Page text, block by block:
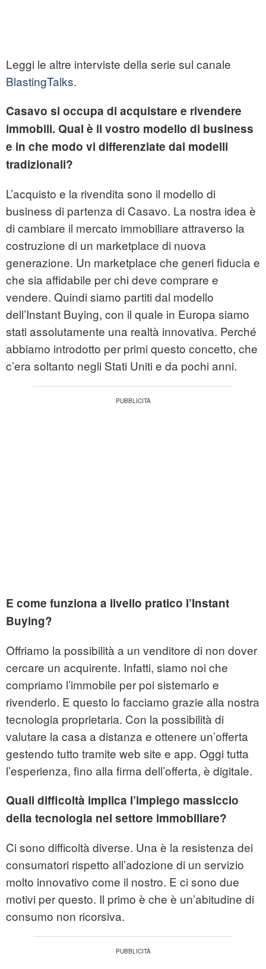
Leggi le altre interviste della serie sul canale
BlastingTalks.
Casavo si occupa di acquistare e rivendere
immobili. Qual è il vostro modello di business
e in che modo vi differenziate dai modelli
tradizionali?
L’acquisto e la rivendita sono il modello di
business di partenza di Casavo. La nostra idea è
di cambiare il mercato immobiliare attraverso la
costruzione di un marketplace di nuova
generazione. Un marketplace che generi fiducia e
che sia affidabile per chi deve comprare e
vendere. Quindi siamo partiti dal modello
dell’Instant Buying, con il quale in Europa siamo
stati assolutamente una realtà innovativa. Perché
abbiamo introdotto per primi questo concetto, che
c’era soltanto negli Stati Uniti e da pochi anni.
E come funziona a livello pratico l’Instant
Buying?
Offriamo la possibilità a un venditore di non dover
cercare un acquirente. Infatti, siamo noi che
compriamo l’immobile per poi sistemarlo e
rivenderlo. E questo lo facciamo grazie alla nostra
tecnologia proprietaria. Con la possibilità di
valutare la casa a distanza e ottenere un’offerta
gestendo tutto tramite web site e app. Oggi tutta
l’esperienza, fino alla firma dell’offerta, è digitale.
Quali difficoltà implica l’impiego massiccio
della tecnologia nel settore immobiliare?
Ci sono difficoltà diverse. Una è la resistenza dei
consumatori rispetto all’adozione di un servizio
molto innovativo come il nostro. E ci sono due
motivi per questo. Il primo è che è un’abitudine di
consumo non ricorsiva.